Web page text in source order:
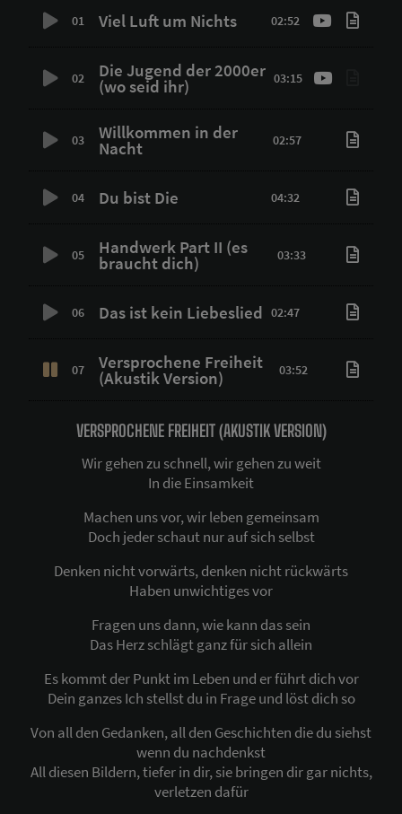
01 Viel Luft um Nichts 02:52
02 Die Jugend der 2000er
(wo seid ihr) 03:15
03 Willkommen in der
Nacht 02:57
04 Du bist Die 04:32
05 Handwerk Part II (es
braucht dich) 03:33
06 Das ist kein Liebeslied 02:47
07 Versprochene Freiheit
(Akustik Version) 03:52
VERSPROCHENE FREIHEIT (AKUSTIK VERSION)
Wir gehen zu schnell, wir gehen zu weit
In die Einsamkeit
Machen uns vor, wir leben gemeinsam
Doch jeder schaut nur auf sich selbst
Denken nicht vorwärts, denken nicht rückwärts
Haben unwichtiges vor
Fragen uns dann, wie kann das sein
Das Herz schlägt ganz für sich allein
Es kommt der Punkt im Leben und er führt dich vor
Dein ganzes Ich stellst du in Frage und löst dich so
Von all den Gedanken, all den Geschichten die du siehst
wenn du nachdenkst
All diesen Bildern, tiefer in dir, sie bringen dir gar nichts,
verletzen dafür